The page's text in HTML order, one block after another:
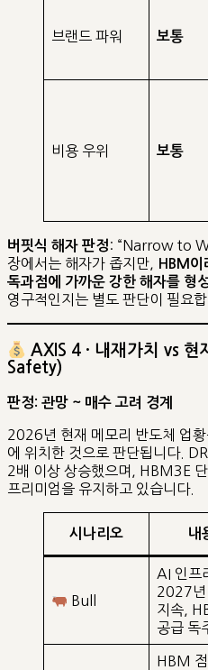
브랜드 파워 보통
비용 우위 보통
버핏식 해자 판정 : “Narrow to
장에서는 해자가 좁지만,
HBM이
독과점에 가까운 강한 해자를 형
영구적인지는 별도 판단이 필요합
AXIS 4 · 내재가치 vs
Safety)
판정: 관망 ~ 매수 고려 경계
2026년 현재 메모리 반도체 업
에 위치한 것으로 판단됩니다.
2배 이상 상승했으며, HBM3E
프리미엄을 유지하고 있습니다.
시나리오 내
Bull
AI 인프
2027년
지속,
공급 독
HBM